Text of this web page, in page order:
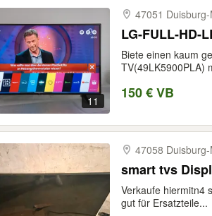
11
47051 Duisburg-​
LG-FULL-HD-
Biete einen kaum
TV(49LK5900PLA)
150 € VB
47058 Duisburg-​
smart tvs
Verkaufe hiermitn4
gut für Ersatzteile...